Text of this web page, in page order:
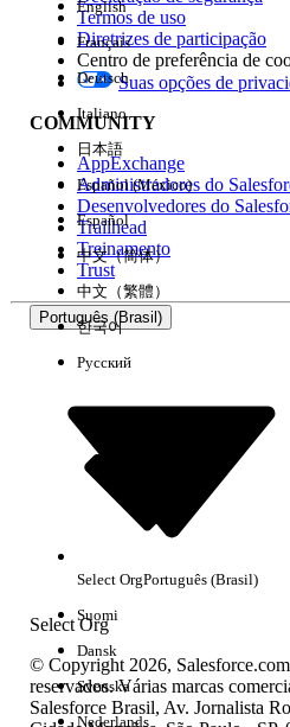
Edição
Experiência
Sem
Termos de uso
Diretrizes de participação
Centro de preferência de
Suas opções de
COMMUNITY
AppExchange
Administradores do
Desenvolvedores do
Trailhead
Treinamento
Trust
Português (Brasil)
Select Org
English
Français
Deutsch
Italiano
日本語
Español (México)
Español
中文（简体）
中文（繁體）
한국어
Русский
Select OrgPortuguês (Brasil)
Suomi
Dansk
Svenska
Nederlands
© Copyright 2026,
reservados. Várias marcas
Salesforce Brasil, Av. Jornalista